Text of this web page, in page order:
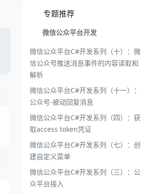
专题推荐
微信公众平台开发
微信公众平台C#开发系列（十）：微
信公众号推送消息事件的内容读取和
解析
微信公众平台C#开发系列（十一）：
公众号-被动回复消息
微信公众平台C#开发系列（四）：获
取access token凭证
微信公众平台C#开发系列（七）：创
建自定义菜单
微信公众平台C#开发系列（三）：公
众平台接入